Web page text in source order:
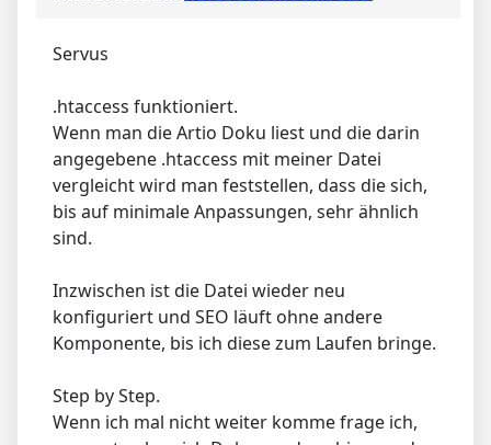
Servus
.htaccess funktioniert.
Wenn man die Artio Doku liest und die darin
angegebene .htaccess mit meiner Datei
vergleicht wird man feststellen, dass die sich,
bis auf minimale Anpassungen, sehr ähnlich
sind.
Inzwischen ist die Datei wieder neu
konfiguriert und SEO läuft ohne andere
Komponente, bis ich diese zum Laufen bringe.
Step by Step.
Wenn ich mal nicht weiter komme frage ich,